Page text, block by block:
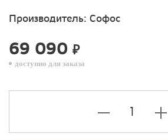
Производитель: Софос
69 090 ₽
доступно для заказа